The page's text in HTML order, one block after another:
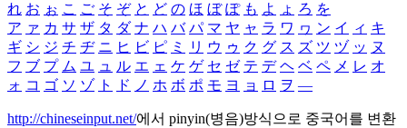
れ お ぉ こ ご そ ぞ と ど の ほ ぼ ぽ も よ ょ ろ を
ア ァ カ サ ザ タ ダ ナ ハ バ パ マ ヤ ャ ラ ワ ヮ ン イ ィ キ
ギ シ ジ チ ヂ ニ ヒ ビ ピ ミ リ ウ ゥ ク グ ス ズ ツ ヅ ッ ヌ
フ ブ プ ム ユ ュ ル エ ェ ケ ゲ セ ゼ テ デ ヘ ベ ペ メ レ オ
ォ コ ゴ ソ ゾ ト ド ノ ホ ボ ポ モ ヨ ョ ロ ヲ ―
http://chineseinput.net/에서 pinyin(병음)방식으로 중국어를 변환